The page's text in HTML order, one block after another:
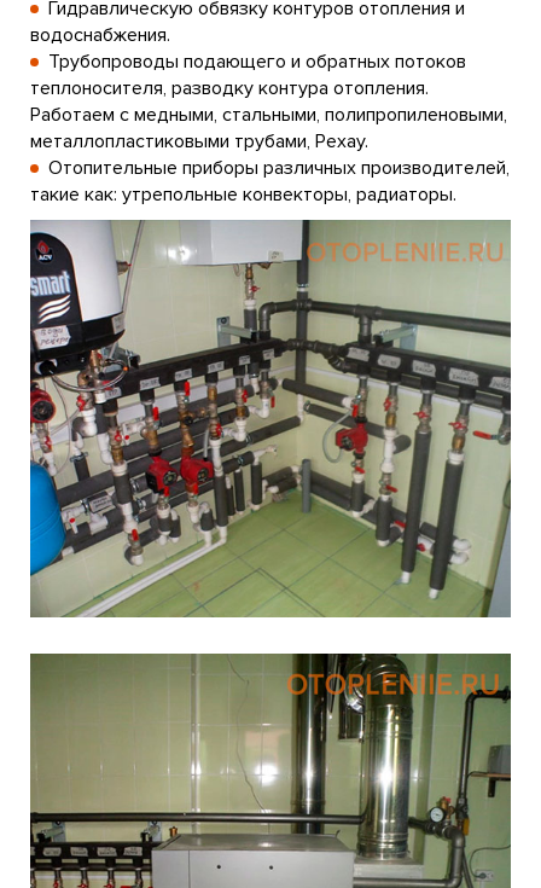
Гидравлическую обвязку контуров отопления и
водоснабжения.
Трубопроводы подающего и обратных потоков
теплоносителя, разводку контура отопления.
Работаем с медными, стальными, полипропиленовыми,
металлопластиковыми трубами, Рехау.
Отопительные приборы различных производителей,
такие как: утрепольные конвекторы, радиаторы.